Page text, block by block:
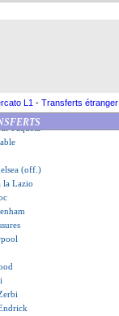
L1 - Transferts étranger
(officiel)
Lacombe
médicale
Paquetá
(off.)
la Lazio